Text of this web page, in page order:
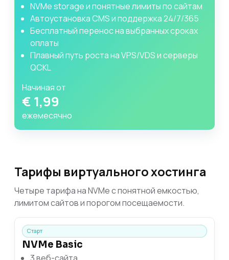
NVMe storage и понятные лимиты по сайтам
Автоустановка CMS и поддержка 24/7/365
Бесплатный перенос на выбранных сроках
оплаты
Плавный путь роста на VPS/VDS и серверы
QCKL
Начиная от
€ 1,99
ежемесячно
Тарифы виртуального хостинга
Четыре тарифа на NVMe с понятной емкостью,
лимитом сайтов и порогом посещаемости.
Старт
NVMe Basic
3 веб-сайта